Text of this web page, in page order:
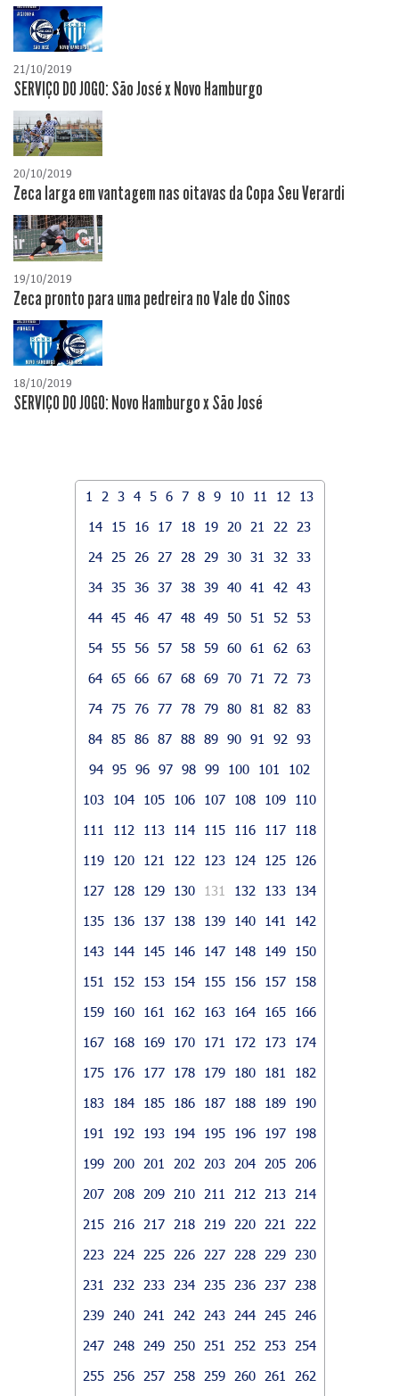
21/10/2019
SERVIÇO DO JOGO: São José x Novo Hamburgo
20/10/2019
Zeca larga em vantagem nas oitavas da Copa Seu Verardi
19/10/2019
Zeca pronto para uma pedreira no Vale do Sinos
18/10/2019
SERVIÇO DO JOGO: Novo Hamburgo x São José
1 2 3 4 5 6 7 8 9 10 11 12
13
14
15 16 17 18 19 20 21 22
23
24
25 26 27 28 29 30 31 32
33
34 35 36 37 38 39 40 41 42
43
44 45 46 47 48 49 50 51 52
53
54 55 56 57 58 59 60 61 62
63
64 65 66 67 68 69 70 71 72
73
74 75 76 77 78 79 80 81 82
83
84 85 86 87 88 89 90 91 92
93
94 95 96 97 98 99 100 101
102
103
104 105 106 107 108 109
110
111
112 113 114 115 116 117
118
119
120 121 122 123 124 125
126
127
128 129 130 131 132 133
134
135
136 137 138 139 140 141
142
143
144 145 146 147 148 149
150
151
152 153 154 155 156 157
158
159
160 161 162 163 164 165
166
167
168 169 170 171 172 173
174
175
176 177 178 179 180 181
182
183
184 185 186 187 188 189
190
191
192 193 194 195 196 197
198
199
200 201 202 203 204 205
206
207
208 209 210 211 212 213
214
215
216 217 218 219 220 221
222
223
224 225 226 227 228 229
230
231
232 233 234 235 236 237
238
239
240 241 242 243 244 245
246
247
248 249 250 251 252 253
254
255
256 257 258 259 260 261
262